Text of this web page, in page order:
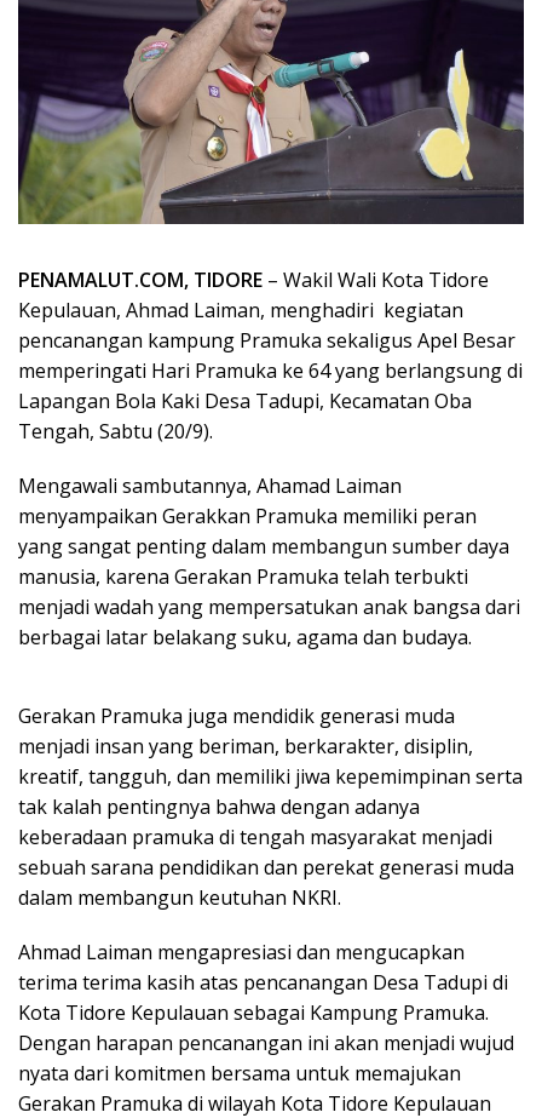
PENAMALUT.COM, TIDORE – Wakil Wali Kota Tidore
Kepulauan, Ahmad Laiman, menghadiri kegiatan
pencanangan kampung Pramuka sekaligus Apel Besar
memperingati Hari Pramuka ke 64 yang berlangsung di
Lapangan Bola Kaki Desa Tadupi, Kecamatan Oba
Tengah, Sabtu (20/9).
Mengawali sambutannya, Ahamad Laiman
menyampaikan Gerakkan Pramuka memiliki peran
yang sangat penting dalam membangun sumber daya
manusia, karena Gerakan Pramuka telah terbukti
menjadi wadah yang mempersatukan anak bangsa dari
berbagai latar belakang suku, agama dan budaya.
Gerakan Pramuka juga mendidik generasi muda
menjadi insan yang beriman, berkarakter, disiplin,
kreatif, tangguh, dan memiliki jiwa kepemimpinan serta
tak kalah pentingnya bahwa dengan adanya
keberadaan pramuka di tengah masyarakat menjadi
sebuah sarana pendidikan dan perekat generasi muda
dalam membangun keutuhan NKRI.
Ahmad Laiman mengapresiasi dan mengucapkan
terima terima kasih atas pencanangan Desa Tadupi di
Kota Tidore Kepulauan sebagai Kampung Pramuka.
Dengan harapan pencanangan ini akan menjadi wujud
nyata dari komitmen bersama untuk memajukan
Gerakan Pramuka di wilayah Kota Tidore Kepulauan